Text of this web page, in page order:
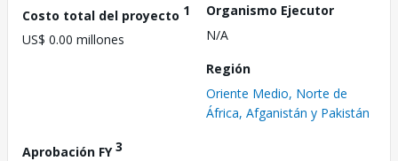
Costo total del proyecto 1
US$ 0.00 millones
Organismo Ejecutor
N/A
Región
Oriente Medio, Norte de
África, Afganistán y Pakistán
Aprobación FY3